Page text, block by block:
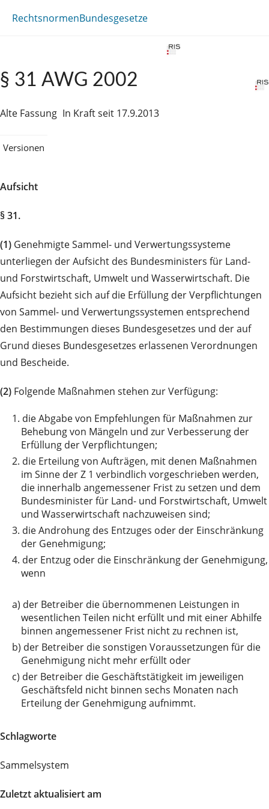
RechtsnormenBundesgesetze
§ 31 AWG 2002
Alte Fassung In Kraft seit 17.9.2013
Versionen
Aufsicht
§ 31.
(1) Genehmigte Sammel- und Verwertungssysteme
unterliegen der Aufsicht des Bundesministers für Land-
und Forstwirtschaft, Umwelt und Wasserwirtschaft. Die
Aufsicht bezieht sich auf die Erfüllung der Verpflichtungen
von Sammel- und Verwertungssystemen entsprechend
den Bestimmungen dieses Bundesgesetzes und der auf
Grund dieses Bundesgesetzes erlassenen Verordnungen
und Bescheide.
(2) Folgende Maßnahmen stehen zur Verfügung:
1. die Abgabe von Empfehlungen für Maßnahmen zur
Behebung von Mängeln und zur Verbesserung der
Erfüllung der Verpflichtungen;
2. die Erteilung von Aufträgen, mit denen Maßnahmen
im Sinne der Z 1 verbindlich vorgeschrieben werden,
die innerhalb angemessener Frist zu setzen und dem
Bundesminister für Land- und Forstwirtschaft, Umwelt
und Wasserwirtschaft nachzuweisen sind;
3. die Androhung des Entzuges oder der Einschränkung
der Genehmigung;
4. der Entzug oder die Einschränkung der Genehmigung,
wenn
a) der Betreiber die übernommenen Leistungen in
wesentlichen Teilen nicht erfüllt und mit einer Abhilfe
binnen angemessener Frist nicht zu rechnen ist,
b) der Betreiber die sonstigen Voraussetzungen für die
Genehmigung nicht mehr erfüllt oder
c) der Betreiber die Geschäftstätigkeit im jeweiligen
Geschäftsfeld nicht binnen sechs Monaten nach
Erteilung der Genehmigung aufnimmt.
Schlagworte
Sammelsystem
Zuletzt aktualisiert am